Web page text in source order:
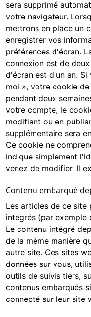
sera supprimé
votre navigateur.
mettrons en place un
enregistrer vos
préférences d'écran.
connexion est de
d'écran est d'un an. Si
moi », votre cookie
pendant deux
votre compte, le
modifiant ou en
supplémentaire sera
Ce cookie ne
indique simplement
venez de modifier. Il
Contenu embarqué
Les articles de ce site
intégrés (par exemple
Le contenu intégré
de la même manière
autre site. Ces sites
données sur vous,
outils de suivis tiers,
contenus embarqués
connecté sur leur site